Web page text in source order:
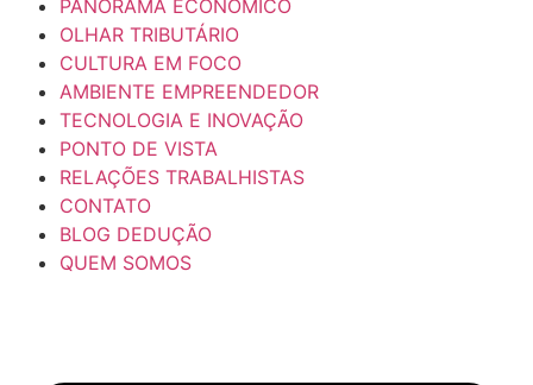
PANORAMA ECONÔMICO
OLHAR TRIBUTÁRIO
CULTURA EM FOCO
AMBIENTE EMPREENDEDOR
TECNOLOGIA E INOVAÇÃO
PONTO DE VISTA
RELAÇÕES TRABALHISTAS
CONTATO
BLOG DEDUÇÃO
QUEM SOMOS